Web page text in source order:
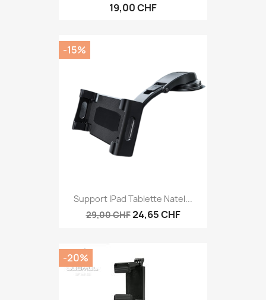
19,00 CHF
Support IPad Tablette Natel...
29,00 CHF24,65 CHF
-15%
-20%